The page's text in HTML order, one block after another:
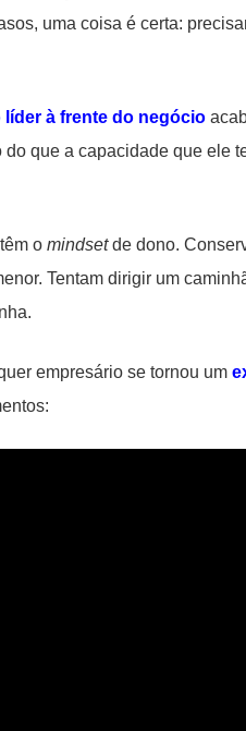
uma coisa é certa:
líder à frente do negócio
que a capacidade que ele
o mindsetde dono.
Tentam dirigir um
empresário se tornou um